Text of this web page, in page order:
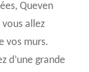
Queven
allez
vos murs.
d’une grande